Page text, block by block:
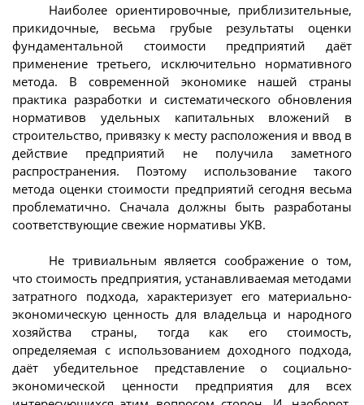
Наиболее ориентировочные, приблизительные,
прикидочные, весьма грубые результаты оценки
фундаментальной стоимости предприятий даёт
применение третьего, исключительно нормативного
метода. В современной экономике нашей страны
практика разработки и систематического обновления
нормативов удельных капитальных вложений в
строительство, привязку к месту расположения и ввод в
действие предприятий не получила заметного
распространения. Поэтому использование такого
метода оценки стоимости предприятий сегодня весьма
проблематично. Сначала должны быть разработаны
соответствующие свежие нормативы УКВ.
Не тривиальным является соображение о том,
что стоимость предприятия, устанавливаемая методами
затратного подхода, характеризует его материально-
экономическую ценность для владельца и народного
хозяйства страны, тогда как его стоимость,
определяемая с использованием доходного подхода,
даёт убедительное представление о социально-
экономической ценности предприятия для всех